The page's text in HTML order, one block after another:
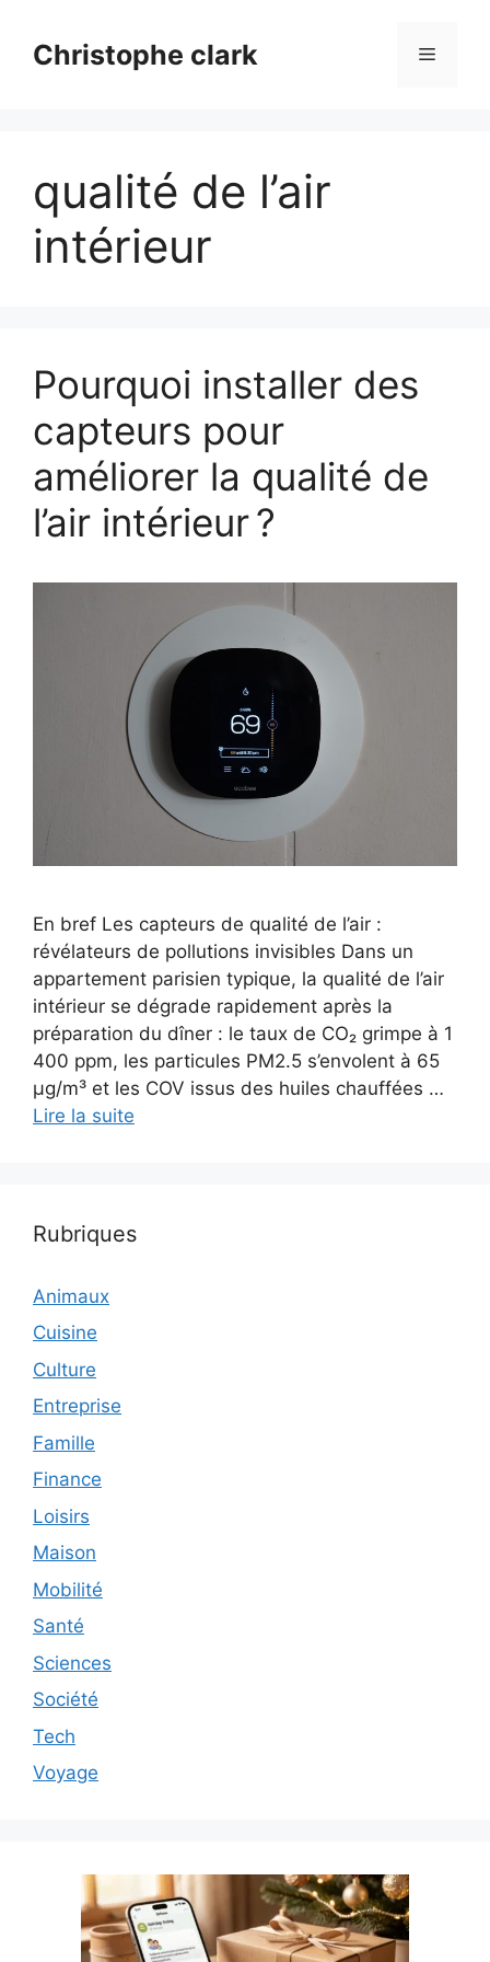
contenuChristophe clark Menu
qualité de l’air
intérieur
Pourquoi installer des
capteurs pour
améliorer la qualité de
l’air intérieur ?
En bref Les capteurs de qualité de l’air :
révélateurs de pollutions invisibles Dans un
appartement parisien typique, la qualité de l’air
intérieur se dégrade rapidement après la
préparation du dîner : le taux de CO₂ grimpe à 1
400 ppm, les particules PM2.5 s’envolent à 65
µg/m³ et les COV issus des huiles chauffées …
Lire la suite
Rubriques
Animaux
Cuisine
Culture
Entreprise
Famille
Finance
Loisirs
Maison
Mobilité
Santé
Sciences
Société
Tech
Voyage